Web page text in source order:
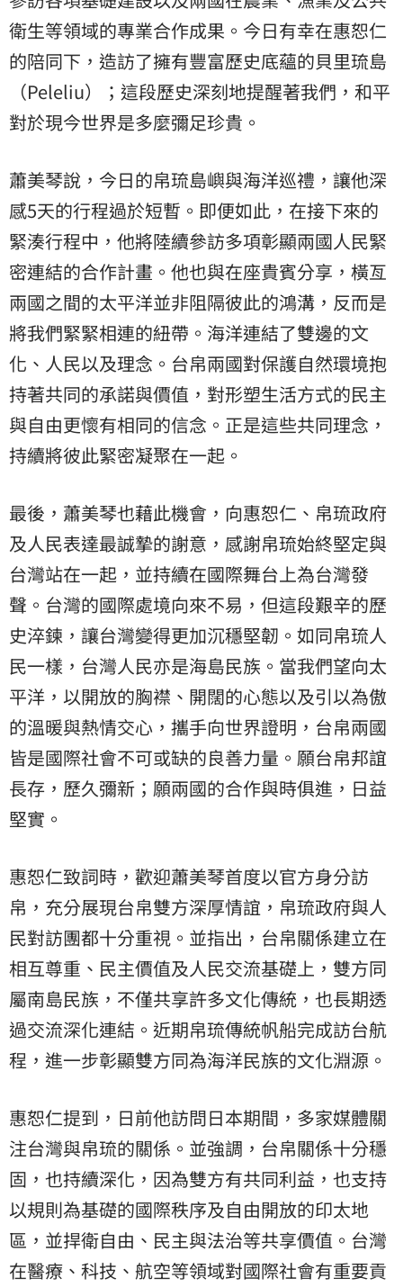
衛生等領域的專業合作成果。今日有幸在惠恕仁
的陪同下，造訪了擁有豐富歷史底蘊的貝里琉島
（Peleliu）；這段歷史深刻地提醒著我們，和平
對於現今世界是多麼彌足珍貴。
蕭美琴說，今日的帛琉島嶼與海洋巡禮，讓他深
感5天的行程過於短暫。即便如此，在接下來的
緊湊行程中，他將陸續參訪多項彰顯兩國人民緊
密連結的合作計畫。他也與在座貴賓分享，橫亙
兩國之間的太平洋並非阻隔彼此的鴻溝，反而是
將我們緊緊相連的紐帶。海洋連結了雙邊的文
化、人民以及理念。台帛兩國對保護自然環境抱
持著共同的承諾與價值，對形塑生活方式的民主
與自由更懷有相同的信念。正是這些共同理念，
持續將彼此緊密凝聚在一起。
最後，蕭美琴也藉此機會，向惠恕仁、帛琉政府
及人民表達最誠摯的謝意，感謝帛琉始終堅定與
台灣站在一起，並持續在國際舞台上為台灣發
聲。台灣的國際處境向來不易，但這段艱辛的歷
史淬鍊，讓台灣變得更加沉穩堅韌。如同帛琉人
民一樣，台灣人民亦是海島民族。當我們望向太
平洋，以開放的胸襟、開闊的心態以及引以為傲
的溫暖與熱情交心，攜手向世界證明，台帛兩國
皆是國際社會不可或缺的良善力量。願台帛邦誼
長存，歷久彌新；願兩國的合作與時俱進，日益
堅實。
惠恕仁致詞時，歡迎蕭美琴首度以官方身分訪
帛，充分展現台帛雙方深厚情誼，帛琉政府與人
民對訪團都十分重視。並指出，台帛關係建立在
相互尊重、民主價值及人民交流基礎上，雙方同
屬南島民族，不僅共享許多文化傳統，也長期透
過交流深化連結。近期帛琉傳統帆船完成訪台航
程，進一步彰顯雙方同為海洋民族的文化淵源。
惠恕仁提到，日前他訪問日本期間，多家媒體關
注台灣與帛琉的關係。並強調，台帛關係十分穩
固，也持續深化，因為雙方有共同利益，也支持
以規則為基礎的國際秩序及自由開放的印太地
區，並捍衛自由、民主與法治等共享價值。台灣
在醫療、科技、航空等領域對國際社會有重要貢